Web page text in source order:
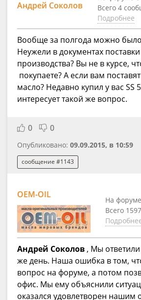
Андрей Соколов
Всего 4
Подробнее
Вообще за полгода можно было
Неужели в документах
производства? Вы не в курсе,
покупаете? А если вам
масло? Недавно купил у вас SS
интересует такой же вопрос.
0 0
Опубликовано: 09.09.2015, в 10:59
сообщение #1143
OEM-OIL
На
Всего
Андрей Соколов , Мы ответили
же день. Наша ошибка в том,
вопрос на форуме, а потом
офис. Мы ему объяснили
оказался удовлетворен нашим